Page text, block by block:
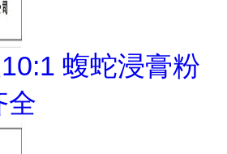
蝮蛇浸膏粉
全